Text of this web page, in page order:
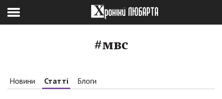
#мвс
Новини Статті Блоги